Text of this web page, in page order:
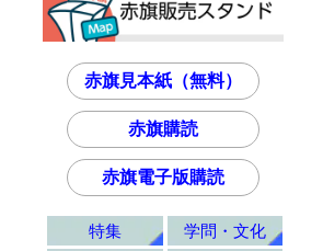
赤旗見本紙（無料）
赤旗購読
赤旗電子版購読
特集
学問・文化